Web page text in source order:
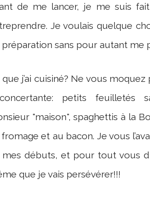
de me lancer, je me suis
Je voulais quelque
sans pour autant me
que j’ai cuisiné? Ne vous
petits
"maison", spaghettis à la
et au bacon. Je vous
mes débuts, et pour tout vous
que je vais persévérer!!!